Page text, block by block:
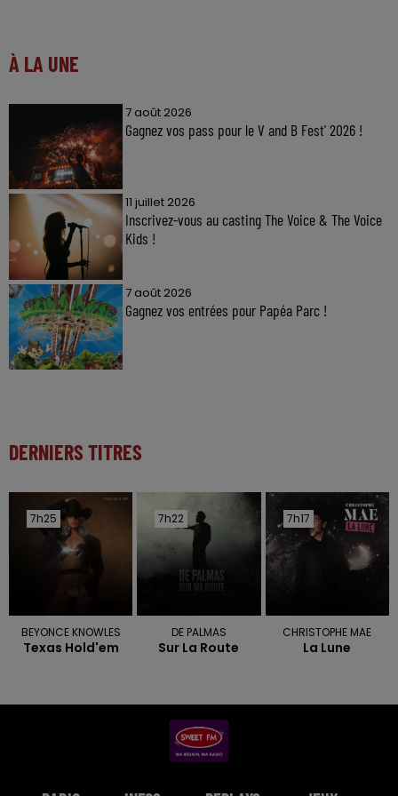
À LA UNE
7 août 2026
Gagnez vos pass pour le V and B Fest' 2026 !
11 juillet 2026
Inscrivez-vous au casting The Voice & The Voice
Kids !
7 août 2026
Gagnez vos entrées pour Papéa Parc !
DERNIERS TITRES
7h25
7h25
BEYONCE KNOWLES
Texas Hold'em
7h22
7h22
DE PALMAS
Sur La Route
7h17
7h17
CHRISTOPHE MAE
La Lune